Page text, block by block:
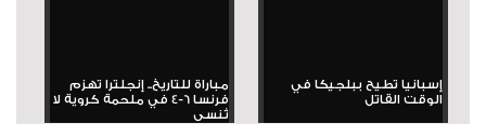
إسبانيا تطيح ببلجيكا في
الوقت القاتل
مباراة للتاريخ.. إنجلترا تهزم
فرنسا 6-4 في ملحمة كروية لا
تُنسى